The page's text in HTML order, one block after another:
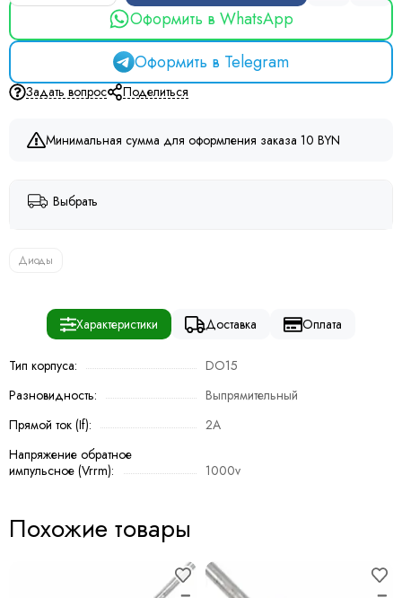
Оформить в WhatsApp
Оформить в Telegram
Задать вопрос Поделиться
Минимальная сумма для оформления заказа 10 BYN
Выбрать
Диоды
Характеристики Доставка Оплата
Тип корпуса:
DO15
Разновидность:
Выпрямительный
Прямой ток (If):
2A
Напряжение обратное
импульсное (Vrrm):
1000v
Похожие товары